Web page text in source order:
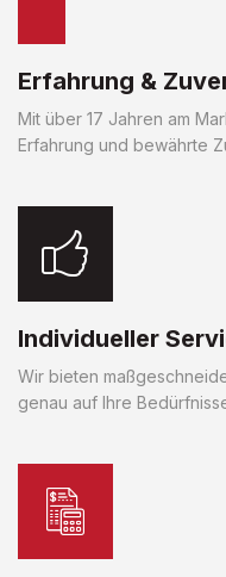
Erfahrung &
Mit über 17 Jahren am
Erfahrung und bewährte
Individueller
Wir bieten
genau auf Ihre